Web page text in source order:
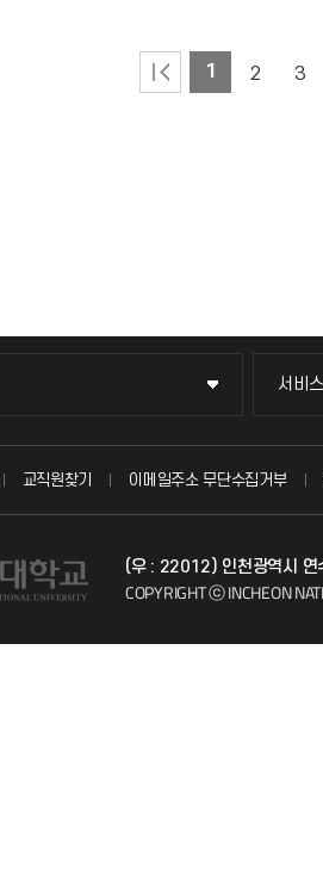
1 2 3
서비
서비
묻고
자주
교직원찾기 이메일주소 무단수집거부
(우 : 22012) 인천광역시 연
COPYRIGHT ⓒ INCHEON